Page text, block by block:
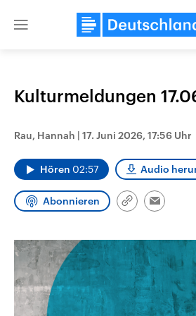
Close
USA
Aktuelle Beiträge, Analysen und
Hintergründe
Wirtschaftlich und militärisch
gehören die Vereinigten Staaten zu
den mächtigsten Ländern der Erde,
mit großem Einfluss auf das
Kulturmeldungen
Rau, Hannah | 17. Juni 2026, 17:56 Uhr
Hören 02:57 Audio
Abonnieren
Link
Email